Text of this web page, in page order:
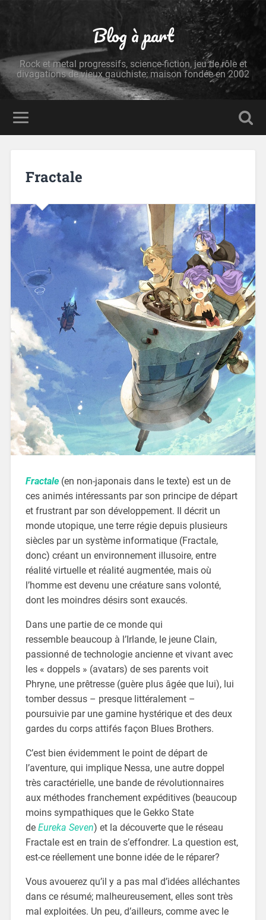
Blog à part
Rock et metal progressifs, science-fiction, jeu de rôle et
divagations de vieux gauchiste; maison fondée en 2002
Fractale
Fractale(en non-japonais dans le texte) est un de
ces animés intéressants par son principe de départ
et frustrant par son développement. Il décrit un
monde utopique, une terre régie depuis plusieurs
siècles par un système informatique (Fractale,
donc) créant un environnement illusoire, entre
réalité virtuelle et réalité augmentée, mais où
l’homme est devenu une créature sans volonté,
dont les moindres désirs sont exaucés.
Dans une partie de ce monde qui
ressemble beaucoup à l’Irlande, le jeune Clain,
passionné de technologie ancienne et vivant avec
les « doppels » (avatars) de ses parents voit
Phryne, une prêtresse (guère plus âgée que lui), lui
tomber dessus – presque littéralement –
poursuivie par une gamine hystérique et des deux
gardes du corps attifés façon Blues Brothers.
C’est bien évidemment le point de départ de
l’aventure, qui implique Nessa, une autre doppel
très caractérielle, une bande de révolutionnaires
aux méthodes franchement expéditives (beaucoup
moins sympathiques que le Gekko State
de Eureka Seven) et la découverte que le réseau
Fractale est en train de s’effondrer. La question est,
est-ce réellement une bonne idée de le réparer?
Vous avouerez qu’il y a pas mal d’idées alléchantes
dans ce résumé; malheureusement, elles sont très
mal exploitées. Un peu, d’ailleurs, comme avec le